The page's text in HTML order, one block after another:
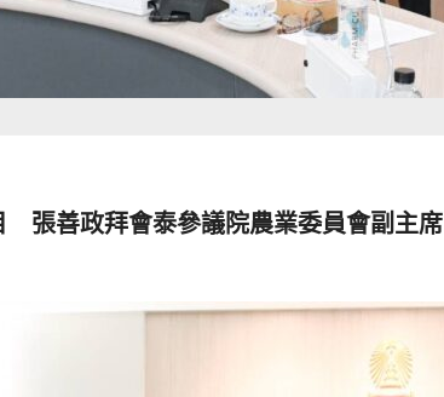
張善政拜會泰參議院農業委員會副主席